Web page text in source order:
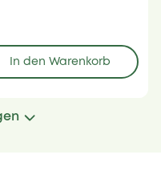
In den Warenkorb